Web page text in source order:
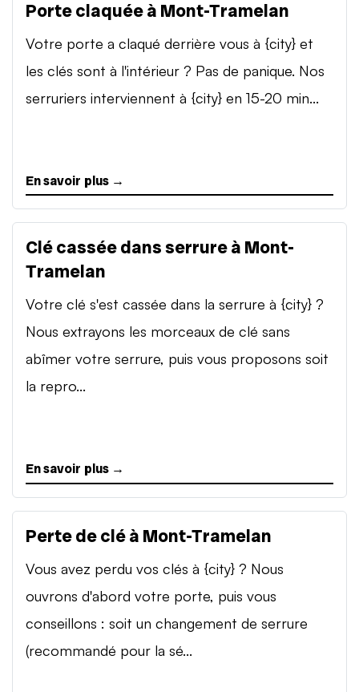
Porte claquée à Mont-Tramelan
Votre porte a claqué derrière vous à {city} et
les clés sont à l'intérieur ? Pas de panique. Nos
serruriers interviennent à {city} en 15-20 min...
En savoir plus →
Clé cassée dans serrure à Mont-
Tramelan
Votre clé s'est cassée dans la serrure à {city} ?
Nous extrayons les morceaux de clé sans
abîmer votre serrure, puis vous proposons soit
la repro...
En savoir plus →
Perte de clé à Mont-Tramelan
Vous avez perdu vos clés à {city} ? Nous
ouvrons d'abord votre porte, puis vous
conseillons : soit un changement de serrure
(recommandé pour la sé...